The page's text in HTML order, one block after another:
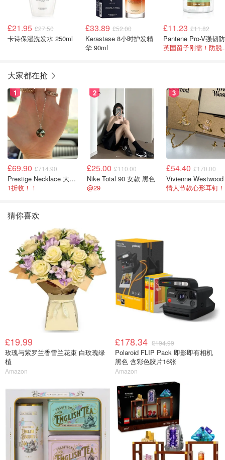
£21.95 £27.50
卡诗保湿洗发水 250ml
£33.89 £52.00
Kerastase 8小时护发精
华 90ml
£11.23 £11.82
英国
大家都在抢
1
£69.90 £714.90
Prestige Necklace 大溪地珍珠项链 10-11mm
1折收！！
2
£25.00 £110.00
Nike Total 90 女款 黑色
@29
3
£54.40 £170.00
情人节款心形耳钉！
猜你喜欢
£19.99
玫瑰与紫罗兰香雪兰花束 白玫瑰绿
植
Amazon
£178.34 £194.99
Polaroid FLIP Pack 即影即有相机
黑色 含彩色胶片16张
Amazon